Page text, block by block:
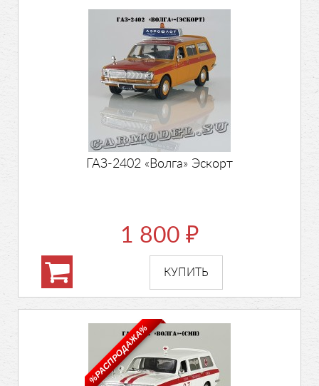
ГАЗ-2402 «Волга» Эскорт
1 800 ₽
%РАСПРОДАЖА%